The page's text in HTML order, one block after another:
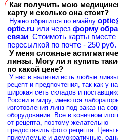
Как получить мою
карту и сколько она стоит?
Нужно обратится по емайлу
optic.ru или через форму
связи. Стоимоть карты вместе
пересылкой по почте - 250 руб.
У меня сложные
линзы. Могу ли я купить
по какой цене?
У нас в наличии есть любые
рецепт и предпочтения, так как у
широкая сеть складов и
России и миру, имеются
изготовления линз под заказ на
оборудовании. Все в конечном
от рецепта, поэтому желательно
предоставить фото рецепта. Цены
приемлемые и демократичные,